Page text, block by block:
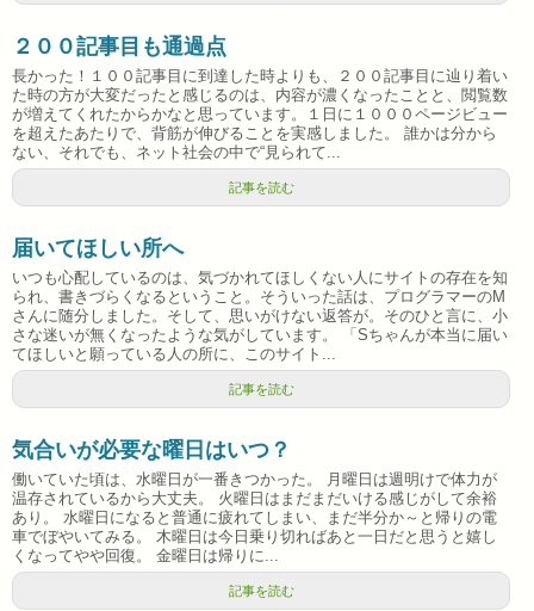
２００記事目も通過点
長かった！１００記事目に到達した時よりも、２００記事目に辿り着い
た時の方が大変だったと感じるのは、内容が濃くなったことと、閲覧数
が増えてくれたからかなと思っています。１日に１０００ページビュー
を超えたあたりで、背筋が伸びることを実感しました。 誰かは分から
ない、それでも、ネット社会の中で“見られて...
記事を読む
届いてほしい所へ
いつも心配しているのは、気づかれてほしくない人にサイトの存在を知
られ、書きづらくなるということ。そういった話は、プログラマーのM
さんに随分しました。そして、思いがけない返答が。そのひと言に、小
さな迷いが無くなったような気がしています。 「Sちゃんが本当に届い
てほしいと願っている人の所に、このサイト...
記事を読む
気合いが必要な曜日はいつ？
働いていた頃は、水曜日が一番きつかった。 月曜日は週明けで体力が
温存されているから大丈夫。 火曜日はまだまだいける感じがして余裕
あり。 水曜日になると普通に疲れてしまい、まだ半分か～と帰りの電
車でぼやいてみる。 木曜日は今日乗り切ればあと一日だと思うと嬉し
くなってやや回復。 金曜日は帰りに...
記事を読む